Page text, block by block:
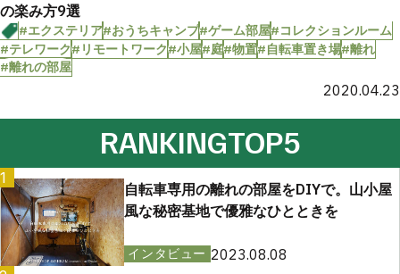
の楽み方9選
#エクステリア#おうちキャンプ#ゲーム部屋#コレクションルーム
#テレワーク#リモートワーク#小屋#庭#物置#自転車置き場#離れ
#離れの部屋
2020.04.23
RANKINGTOP5
1
自転車専用の離れの部屋をDIYで。山小屋
風な秘密基地で優雅なひとときを
インタビュー 2023.08.08